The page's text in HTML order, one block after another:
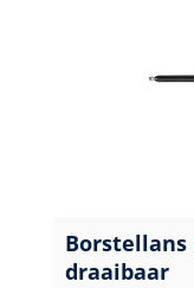
Borstellans
draaibaar